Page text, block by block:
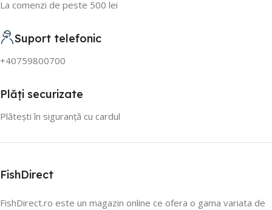
La comenzi de peste 500 lei
Suport telefonic
+40759800700
Plăți securizate
Plătești în siguranță cu cardul
FishDirect
FishDirect.ro este un magazin online ce ofera o gama variata de